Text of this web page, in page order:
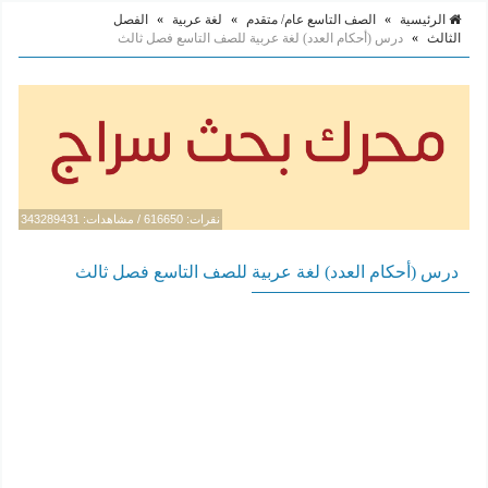
الرئيسية » الصف التاسع عام/ متقدم » لغة عربية »
الفصل
الثالث » درس (أحكام العدد) لغة عربية للصف التاسع فصل ثالث
نقرات: 616650 / مشاهدات: 343289431
درس (أحكام العدد) لغة عربية للصف التاسع فصل ثالث